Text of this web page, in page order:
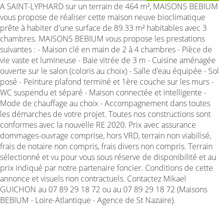
A SAINT-LYPHARD sur un terrain de 464 m², MAISONS BEBIUM
vous propose de réaliser cette maison neuve bioclimatique
prête à habiter d'une surface de 89.33 m² habitables avec 3
chambres. MAISONS BEBIUM vous propose les prestations
suivantes : - Maison clé en main de 2 à 4 chambres - Pièce de
vie vaste et lumineuse - Baie vitrée de 3 m - Cuisine aménagée
ouverte sur le salon (coloris au choix) - Salle d’eau équipée - Sol
posé - Peinture plafond terminé et 1ère couche sur les murs -
WC suspendu et séparé - Maison connectée et intelligente -
Mode de chauffage au choix - Accompagnement dans toutes
les démarches de votre projet. Toutes nos constructions sont
conformes avec la nouvelle RE 2020. Prix avec assurance
dommages-ouvrage comprise, hors VRD, terrain non viabilisé,
frais de notaire non compris, frais divers non compris. Terrain
sélectionné et vu pour vous sous réserve de disponibilité et au
prix indiqué par notre partenaire foncier. Conditions de cette
annonce et visuels non contractuels. Contactez Mikael
GUICHON au 07 89 29 18 72 ou au 07 89 29 18 72 (Maisons
BEBIUM - Loire-Atlantique - Agence de St Nazaire).